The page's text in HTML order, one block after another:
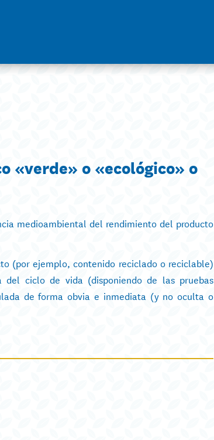
«verde» o «ecológico» o
medioambiental del rendimiento del producto
(por ejemplo, contenido reciclado o reciclable)
del ciclo de vida (disponiendo de las pruebas
de forma obvia e inmediata (y no oculta o